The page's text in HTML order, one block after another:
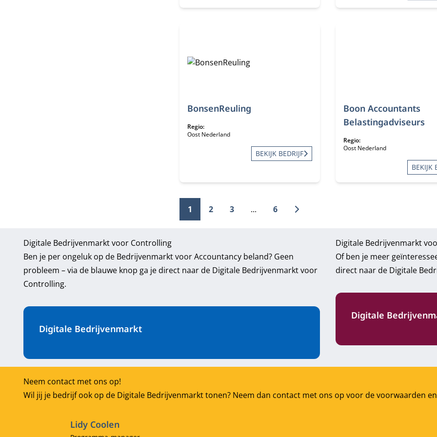
BonsenReuling
Regio:
Oost Nederland
BEKIJK BEDRIJF
Boon Accountants
Belastingadviseurs
Regio:
Oost Nederland
BEKIJK
1 2 3 ... 6
Digitale Bedrijvenmarkt voor Controlling
Ben je per ongeluk op de Bedrijvenmarkt voor Accountancy beland? Geen
probleem – via de blauwe knop ga je direct naar de Digitale Bedrijvenmarkt voor
Controlling.
Digitale Bedrijvenmarkt
Digitale Bedrijvenmarkt
Of ben je meer
direct naar de Digitale
Digitale
Neem contact met ons op!
Wil jij je bedrijf ook op de Digitale Bedrijvenmarkt tonen? Neem dan contact met ons op voor de voorwaarden
Lidy Coolen